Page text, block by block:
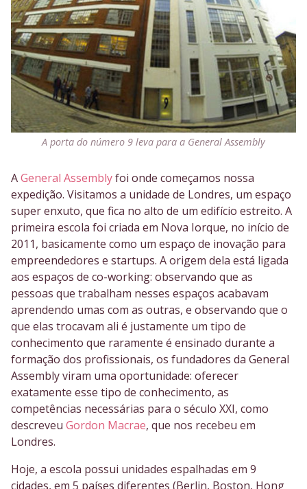
A porta do número 9 leva para a General Assembly
AGeneral Assemblyfoi onde começamos nossa
expedição. Visitamos a unidade de Londres, um espaço
super enxuto, que fica no alto de um edifício estreito. A
primeira escola foi criada em Nova Iorque, no início de
2011, basicamente como um espaço de inovação para
empreendedores e startups. A origem dela está ligada
aos espaços de co-working: observando que as
pessoas que trabalham nesses espaços acabavam
aprendendo umas com as outras, e observando que o
que elas trocavam ali é justamente um tipo de
conhecimento que raramente é ensinado durante a
formação dos profissionais, os fundadores da General
Assembly viram uma oportunidade: oferecer
exatamente esse tipo de conhecimento, as
competências necessárias para o século XXI, como
descreveu Gordon Macrae, que nos recebeu em
Londres.
Hoje, a escola possui unidades espalhadas em 9
cidades, em 5 países diferentes (Berlin, Boston, Hong